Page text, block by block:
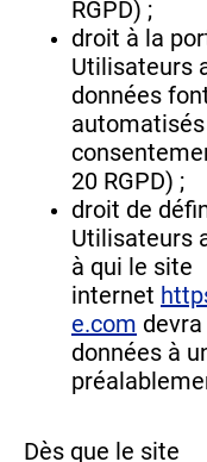
RGPD) ;
droit à la
Utilisateurs
données
20 RGPD) ;
droit de
Utilisateurs
à qui le site
internet
e.com
données à
Dès que le site